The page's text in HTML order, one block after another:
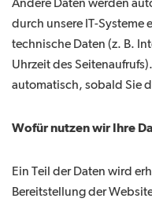
Andere Daten werden
durch unsere IT-Systeme
technische Daten (z. B.
Uhrzeit des
automatisch, sobald Sie
Wofür nutzen wir Ihre
Ein Teil der Daten wird
Bereitstellung der